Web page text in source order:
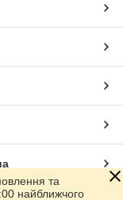
та
найближчого